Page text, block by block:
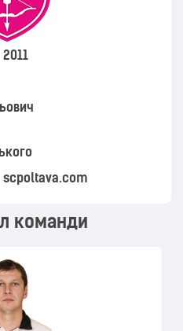
2011
scpoltava.com
команди